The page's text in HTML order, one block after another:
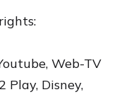
Web-TV
Play, Disney,